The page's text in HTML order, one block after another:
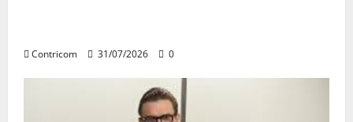
Contricom 31/07/2026 0